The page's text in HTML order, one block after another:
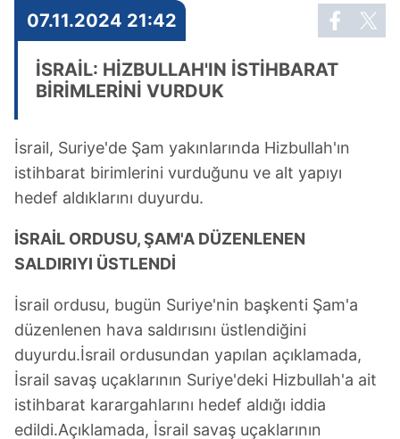
07.11.2024 21:42
İSRAİL: HİZBULLAH'IN İSTİHBARAT
BİRİMLERİNİ VURDUK
İsrail, Suriye'de Şam yakınlarında Hizbullah'ın
istihbarat birimlerini vurduğunu ve alt yapıyı
hedef aldıklarını duyurdu.
İSRAİL ORDUSU, ŞAM'A DÜZENLENEN
SALDIRIYI ÜSTLENDİ
İsrail ordusu, bugün Suriye'nin başkenti Şam'a
düzenlenen hava saldırısını üstlendiğini
duyurdu.İsrail ordusundan yapılan açıklamada,
İsrail savaş uçaklarının Suriye'deki Hizbullah'a ait
istihbarat karargahlarını hedef aldığı iddia
edildi.Açıklamada, İsrail savaş uçaklarının